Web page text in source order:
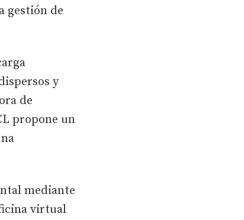
gestión de
y
de
propone un
mediante
virtual